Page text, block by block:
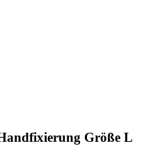
Größe L